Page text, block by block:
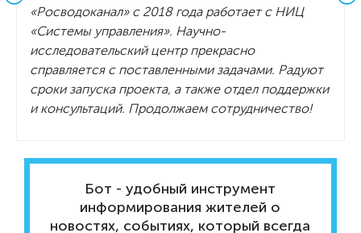
«Росводоканал» с 2018 года работает с НИЦ
«Системы управления». Научно-
исследовательский центр прекрасно
справляется с поставленными задачами. Радуют
сроки запуска проекта, а также отдел поддержки
и консультаций. Продолжаем сотрудничество!
Бот - удобный инструмент
информирования жителей о
новостях, событиях, который всегда